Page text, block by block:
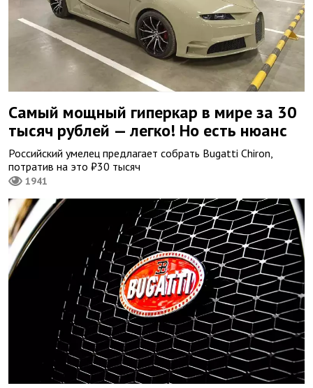
Самый мощный гиперкар в мире за 30
тысяч рублей — легко! Но есть нюанс
Российский умелец предлагает собрать Bugatti Chiron,
потратив на это ₽30 тысяч
1941